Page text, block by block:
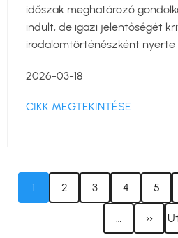
időszak meghatározó
indult, de igazi jelentőségét
irodalomtörténészként nyerte
2026-03-18
CIKK MEGTEKINTÉSE
Oldalszámozás
Jelenlegi
1 Oldal
2 Oldal
3 Oldal
4 Oldal
5
…
oldal
››